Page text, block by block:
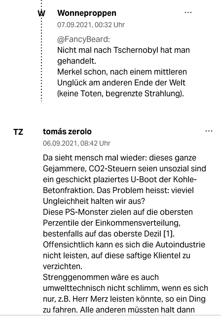
W Wonneproppen
07.09.2021, 00:32 Uhr
@FancyBeard:
Nicht mal nach Tschernobyl hat man
gehandelt.
Merkel schon, nach einem mittleren
Unglück am anderen Ende der Welt
(keine Toten, begrenzte Strahlung).
TZ tomás zerolo
06.09.2021, 08:42 Uhr
Da sieht mensch mal wieder: dieses ganze
Gejammere, CO2-Steuern seien unsozial sind
ein geschickt plaziertes U-Boot der Kohle-
Betonfraktion. Das Problem heisst: vieviel
Ungleichheit halten wir aus?
Diese PS-Monster zielen auf die obersten
Perzentile der Einkommensverteilung,
bestenfalls auf das oberste Dezil [1].
Offensichtlich kann es sich die Autoindustrie
nicht leisten, auf diese saftige Klientel zu
verzichten.
Strenggenommen wäre es auch
umwelttechnisch nicht schlimm, wenn es sich
nur, z.B. Herr Merz leisten könnte, so ein Ding
zu fahren. Alle anderen müssten halt dann